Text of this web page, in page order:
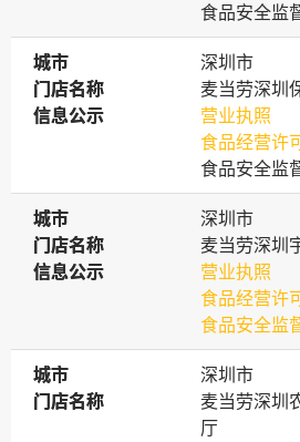
食品安全监
城市
城市
深圳市
门店名称
门店名称
麦当劳深圳
信息公示
信息公示
营业执照
食品经营许
食品安全监
城市
城市
深圳市
门店名称
门店名称
麦当劳深圳
信息公示
信息公示
营业执照
食品经营许
食品安全监
城市
城市
深圳市
门店名称
门店名称
麦当劳深圳
厅